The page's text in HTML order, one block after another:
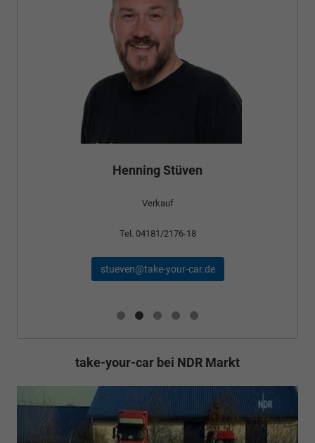
Henning Stüven
Verkauf
Tel. 04181/2176-18
stueven@take-your-car.de
take-your-car bei NDR Markt